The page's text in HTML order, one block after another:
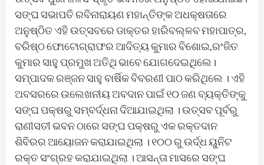
ସଙ୍ଘ ସଭାପତି ରବିନାରାୟଣ ମହାନ୍ତିଙ୍କ ଅଧକ୍ଷତାରେ
ଅନୁଷ୍ଠିତ ଏହି ଉତ୍ସବରେ ଡାକ୍ତର ହାରିବଲ୍ଳବ ମହାପାତ୍ର,
ବରିଷ୍ଠ ଫୋଟୋଗ୍ରାଫର ଆଦିତ୍ୟ କୁମାର ବିଶୋଇ,ରଂଜିତ
କୁମାର ସାହୁ ପ୍ରମୁଖ ଅତିଥି ଭାବେ ଯୋଗଦେଇଥିଲେ।
ସମ୍ପାଦକ ରଞ୍ଜନ ସାହୁ ବାର୍ଷିକ ବିବରଣୀ ପାଠ କରିଥିଲେ । ଏହି
ଅବସରରେ ଉଲେଖନୀୟ ଅବଦାନ ପାଇଁ ୧୦ ଜଣ ବ୍ୟକ୍ତିଙ୍କୁ
ସଙ୍ଘ ପକ୍ଷରୁ ସମ୍ବର୍ଦ୍ଧନା ଦିଆଯାଇଥିଲା । ଉତ୍ସବ ପୂର୍ବରୁ
ରାଣୀସତୀ ଭବନ ଠାରେ ସଙ୍ଘ ପକ୍ଷରୁ ଏକ ରକ୍ତଦାନ
ଶିବିରର ଆୟୋଜନ କରାଯାଇଥିଲା । ୧୦୦ ରୁ ଉର୍ଦ୍ଧ ୟୁନିଟ
ରକ୍ତ ସଂଗ୍ରହ କରାଯାଇଥିଲା । ଆସନ୍ତା ମାସରେ ସଙ୍ଘ